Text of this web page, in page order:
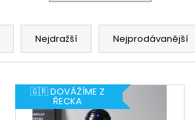
Nejdražší Nejprodávanější
🇬🇷 DOVÁŽÍME Z
ŘECKA